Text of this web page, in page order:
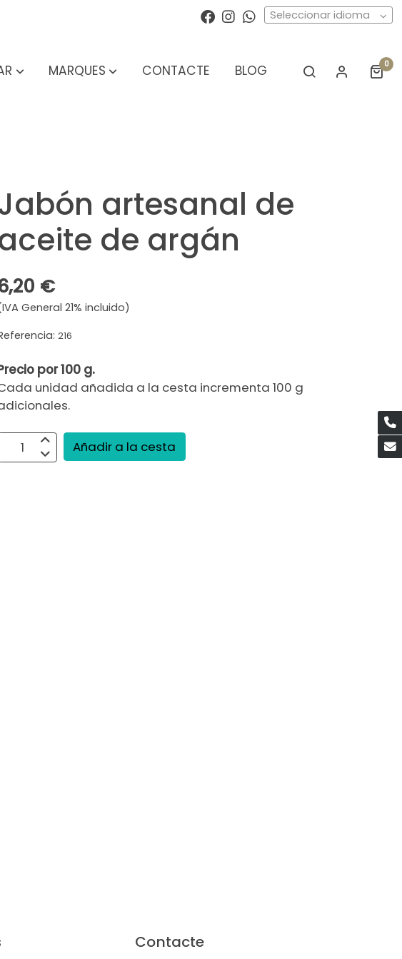
Seleccionar idioma
MARQUES CONTACTE BLOG 0
artesanal de
de argán
€
General 21% incluido)
216
por 100 g.
unidad añadida a la cesta incrementa 100 g
Añadir a la cesta
Contacte